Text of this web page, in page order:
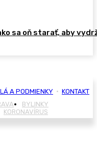
sa oň starať, aby
A PODMIENKY • KONTAKT
BYLINKY
KORONAVÍRUS